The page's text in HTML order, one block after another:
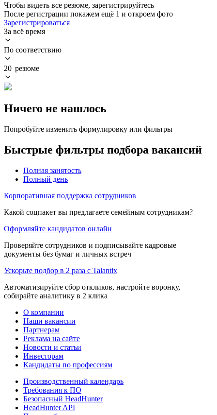
Чтобы видеть все резюме, зарегистрируйтесь
После регистрации покажем ещё 1 и откроем фото
Зарегистрироваться
За всё время
По соответствию
20 резюме
Ничего не нашлось
Попробуйте изменить формулировку или фильтры
Быстрые фильтры подбора вакансий
Полная занятость
Полный день
Корпоративная поддержка сотрудников
Какой соцпакет вы предлагаете семейным сотрудникам?
Оформляйте кандидатов онлайн
Проверяйте сотрудников и подписывайте кадровые
документы без бумаг и личных встреч
Ускорьте подбор в 2 раза с Talantix
Автоматизируйте сбор откликов, настройте воронку,
собирайте аналитику в 2 клика
О компании
Наши вакансии
Партнерам
Реклама на сайте
Новости и статьи
Инвесторам
Кандидаты по профессиям
Производственный календарь
Требования к ПО
Безопасный HeadHunter
HeadHunter API